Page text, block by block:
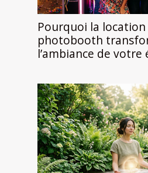
Pourquoi la location
photobooth
l’ambiance de